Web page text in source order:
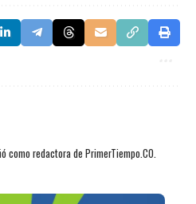
redactora de PrimerTiempo.CO.